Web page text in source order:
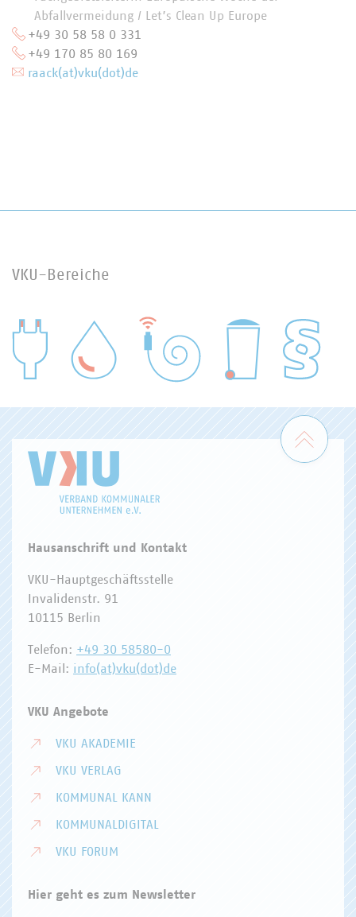
Abfallvermeidung / Let’s Clean Up Europe
+49 30 58 58 0 331
+49 170 85 80 169
raack(at)vku(dot)de
VKU-Bereiche
WASSER/ABWASSER
Zum
Hausanschrift und Kontakt
VKU-Hauptgeschäftsstelle
Invalidenstr. 91
10115 Berlin
Telefon: +49 30 58580-0
E-Mail: info(at)vku(dot)de
VKU Angebote
VKU AKADEMIE
VKU VERLAG
KOMMUNAL KANN
KOMMUNALDIGITAL
VKU FORUM
Hier geht es zum Newsletter